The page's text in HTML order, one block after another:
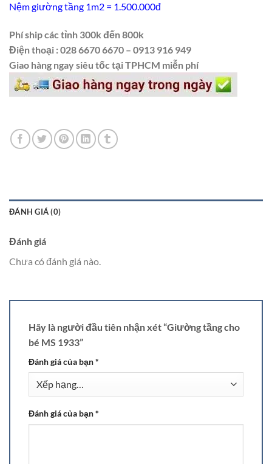
Nệm giường tầng 1m2 = 1.500.000đ
Phí ship các tỉnh 300k đến 800k
Điện thoại : 028 6670 6670 – 0913 916 949
Giao hàng ngay siêu tốc tại TPHCM miễn phí
ĐÁNH GIÁ (0)
Đánh giá
Chưa có đánh giá nào.
Hãy là người đầu tiên nhận xét “Giường tầng cho
bé MS 1933”
Đánh giá của bạn*
Đánh giá của bạn*